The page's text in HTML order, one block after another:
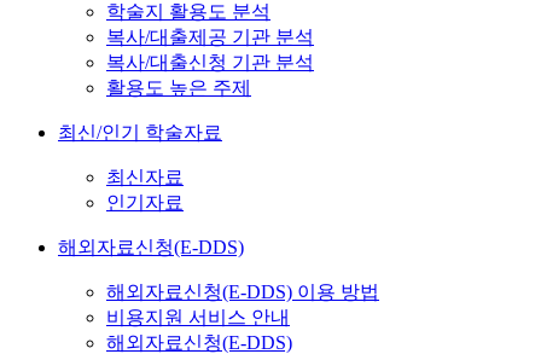
학술지 활용도 분석
복사/대출제공 기관 분석
복사/대출신청 기관 분석
활용도 높은 주제
최신/인기 학술자료
최신자료
인기자료
해외자료신청(E-DDS)
해외자료신청(E-DDS) 이용 방법
비용지원 서비스 안내
해외자료신청(E-DDS)